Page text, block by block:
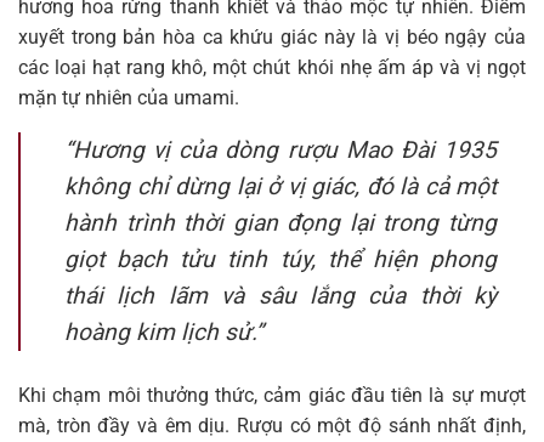
hương hoa rừng thanh khiết và thảo mộc tự nhiên. Điểm
xuyết trong bản hòa ca khứu giác này là vị béo ngậy của
các loại hạt rang khô, một chút khói nhẹ ấm áp và vị ngọt
mặn tự nhiên của umami.
“Hương vị của dòng rượu Mao Đài 1935
không chỉ dừng lại ở vị giác, đó là cả một
hành trình thời gian đọng lại trong từng
giọt bạch tửu tinh túy, thể hiện phong
thái lịch lãm và sâu lắng của thời kỳ
hoàng kim lịch sử.”
Khi chạm môi thưởng thức, cảm giác đầu tiên là sự mượt
mà, tròn đầy và êm dịu. Rượu có một độ sánh nhất định,